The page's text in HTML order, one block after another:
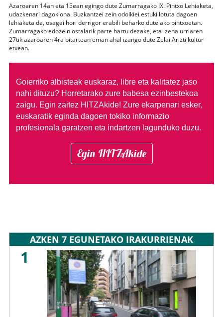
Azaroaren 14an eta 15ean egingo dute Zumarragako IX. Pintxo Lehiaketa,
udazkenari dagokiona. Buzkantzei zein odolkiei estuki lotuta dagoen
lehiaketa da, osagai hori derrigor erabili beharko dutelako pintxoetan.
Zumarragako edozein ostalarik parte hartu dezake, eta izena urriaren
27tik azaroaren 4ra bitartean eman ahal izango dute Zelai Arizti kultur
etxean.
Goierriko albisteak euskaraz, libre eta kalitatez jaso
nahi dituzu? Horretarako zure babesa ezinbestekoa
zaigu. Egin zaitez HITZAkide! Zure ekarpenari esker,
euskaratik eginda dagoen tokiko informazio
profesionala garatzen eta indartzen lagunduko duzu.
Egin HITZAkide
AZKEN 7 EGUNETAKO IRAKURRIENAK
1